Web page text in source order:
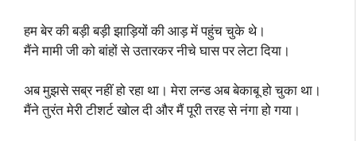
हम बेर की बड़ी बड़ी झाड़ियों की आड़ में पहुंच चुके थे।
मैंने मामी जी को बांहों से उतारकर नीचे घास पर लेटा दिया।
अब मुझसे सब्र नहीं हो रहा था। मेरा लन्ड अब बेकाबू हो चुका था।
मैंने तुरंत मेरी टीशर्ट खोल दी और मैं पूरी तरह से नंगा हो गया।